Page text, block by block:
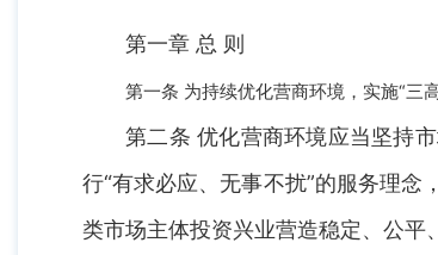
第一章 总 则
第一条 为持续优化营商环境，实施“三
第二条 优化营商环境应当坚持
行“有求必应、无事不扰”的服务理
类市场主体投资兴业营造稳定、公平